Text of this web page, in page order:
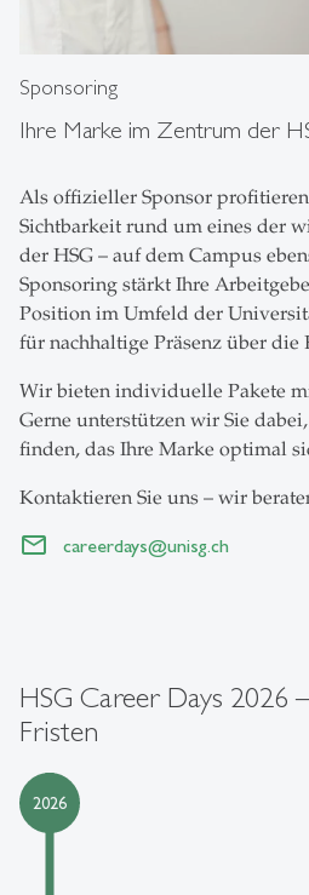
Sponsoring
Ihre Marke im Zentrum der
Als offizieller Sponsor
Sichtbarkeit rund um eines der
der HSG – auf dem Campus
Sponsoring stärkt Ihre
Position im Umfeld der
für nachhaltige Präsenz über die
Wir bieten individuelle Pakete
Gerne unterstützen wir Sie
finden, das Ihre Marke optimal
Kontaktieren Sie uns – wir
careerdays@unisg.ch
HSG Career Days 2026
Fristen
2026